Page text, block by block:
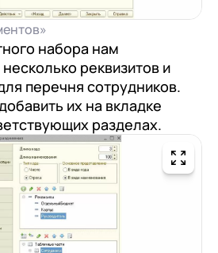
набора нам
реквизитов и
перечня сотрудников.
их на вкладке
разделах.
сПолитикой